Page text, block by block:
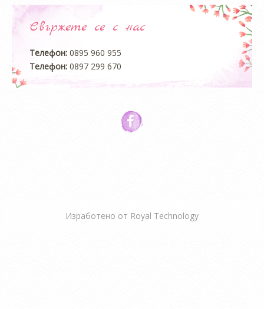
Свържете се с нас
Телефон: 0895 960 955
Телефон: 0897 299 670
Изработено от Royal Technology